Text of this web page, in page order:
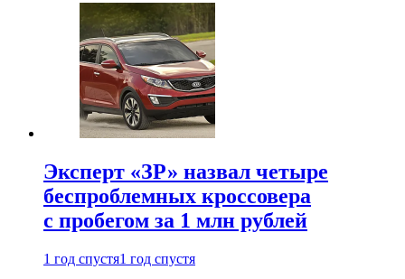
Эксперт «ЗР» назвал четыре
беспроблемных кроссовера
с пробегом за 1 млн рублей
1 год спустя1 год спустя